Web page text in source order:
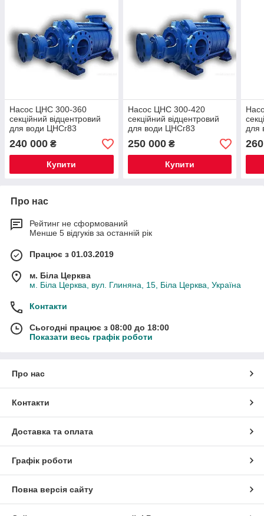
Насос ЦНС 300-360
секційний відцентровий
для води ЦНСг83
240 000 ₴
Купити
Насос ЦНС 300-420
секційний відцентровий
для води ЦНСг83
250 000₴
Купити
для
Про нас
Рейтинг не сформований
Менше 5 відгуків за останній рік
Працює з 01.03.2019
м. Біла Церква
м. Біла Церква, вул. Глиняна, 15, Біла Церква, Україна
Контакти
Сьогодні працює з 08:00 до 18:00
Показати весь графік роботи
Про нас
Контакти
Доставка та оплата
Графік роботи
Повна версія сайту